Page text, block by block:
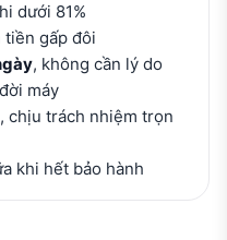
dưới 81%
tiền gấp đôi
, không cần lý do
máy
chịu trách nhiệm trọn
khi hết bảo hành